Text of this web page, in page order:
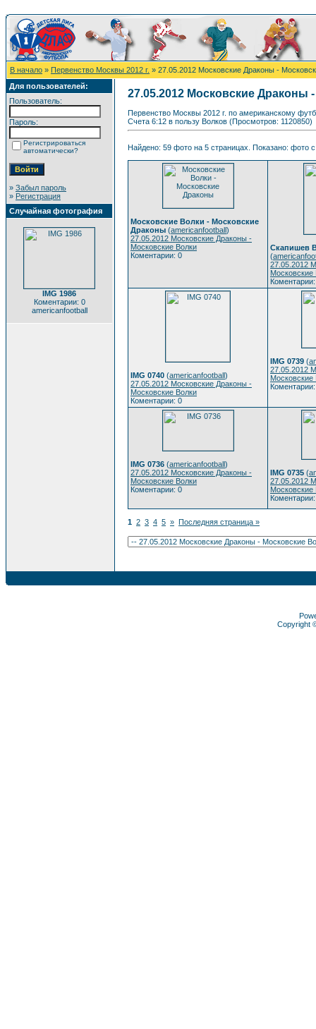
В начало » Первенство Москвы 2012 г. » 27.05.2012 Московские Драконы -
Для пользователей:
Пользователь:
Пароль:
Регистрироваться
автоматически?
» Забыл пароль
» Регистрация
Случайная фотография
IMG 1986
Коментарии: 0
americanfootball
27.05.2012 Московские Драконы
Первенство Москвы 2012 г. по американскому
Счета 6:12 в пользу Волков (Просмотров: 1120850)
Найдено: 59 фото на 5 страницах. Показано: фото
Московские Волки - Московские
Драконы (americanfootball)
27.05.2012 Московские Драконы -
Московские Волки
Коментарии: 0
Скапишев
(
27.05.2012
Московские
IMG 0740 (americanfootball)
27.05.2012 Московские Драконы -
Московские Волки
Коментарии: 0
IMG 0739 (
27.05.2012
Московские
IMG 0736 (americanfootball)
27.05.2012 Московские Драконы -
Московские Волки
Коментарии: 0
IMG 0735 (
27.05.2012
Московские
1 2 3 4 5 » Последняя страница »
Copyright